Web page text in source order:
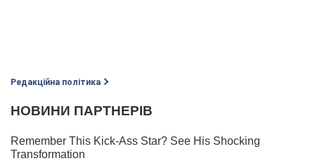
Редакційна політика